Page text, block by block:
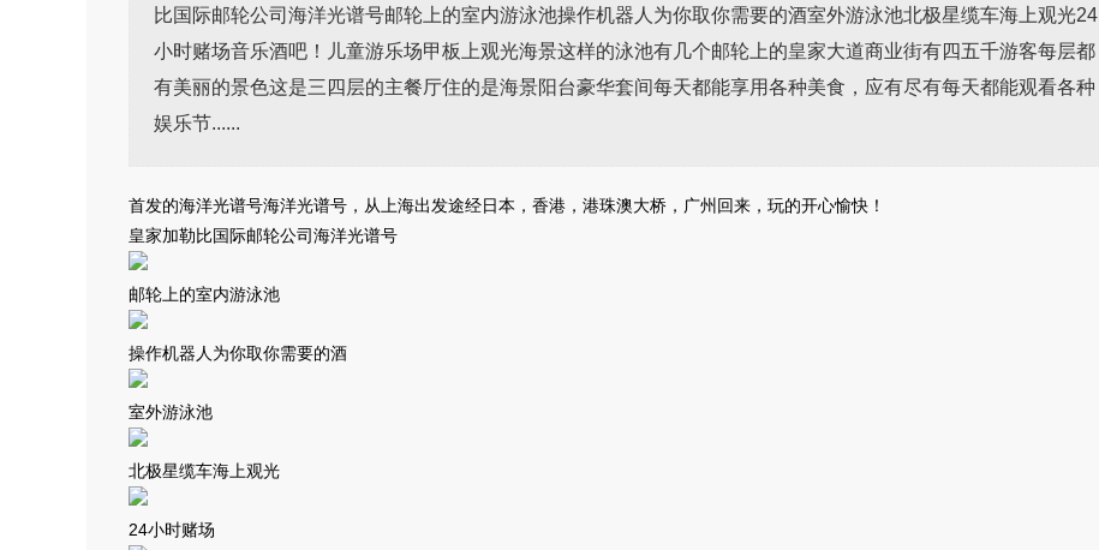
比国际邮轮公司海洋光谱号邮轮上的室内游泳池操作机器人为你取你需要的酒室外游泳池北极星缆车海上观光24
小时赌场音乐酒吧！儿童游乐场甲板上观光海景这样的泳池有几个邮轮上的皇家大道商业街有四五千游客每层都
有美丽的景色这是三四层的主餐厅住的是海景阳台豪华套间每天都能享用各种美食，应有尽有每天都能观看各种
娱乐节......
首发的海洋光谱号海洋光谱号，从上海出发途经日本，香港，港珠澳大桥，广州回来，玩的开心愉快！
皇家加勒比国际邮轮公司海洋光谱号
邮轮上的室内游泳池
操作机器人为你取你需要的酒
室外游泳池
北极星缆车海上观光
24小时赌场